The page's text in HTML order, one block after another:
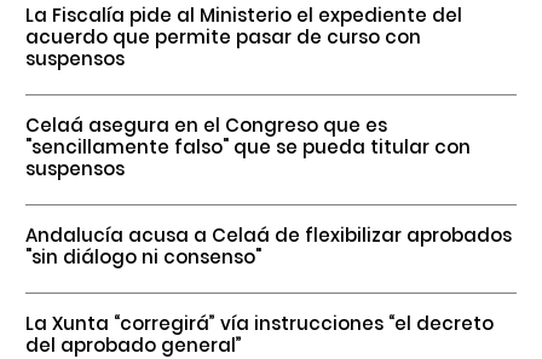
La Fiscalía pide al Ministerio el expediente del
acuerdo que permite pasar de curso con
suspensos
Celaá asegura en el Congreso que es
"sencillamente falso" que se pueda titular con
suspensos
Andalucía acusa a Celaá de flexibilizar aprobados
"sin diálogo ni consenso"
La Xunta “corregirá” vía instrucciones “el decreto
del aprobado general”